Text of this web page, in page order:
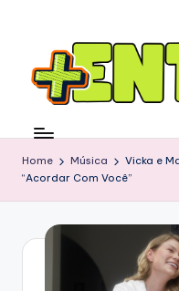
Home Música
Vicka e
“Acordar Com Você”